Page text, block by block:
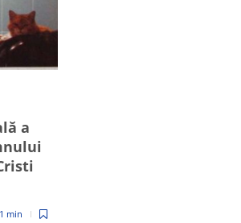
a
1 min